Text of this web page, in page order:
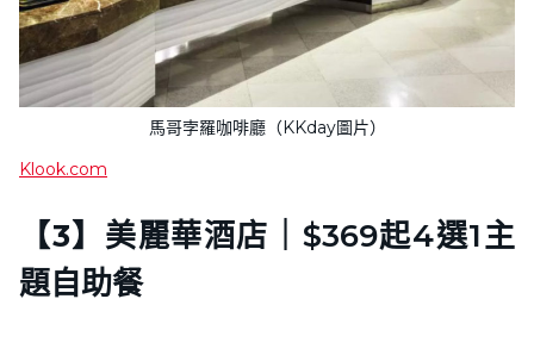
馬哥孛羅咖啡廳（KKday圖片）
Klook.com
【3】美麗華酒店｜ $369起4選1主
題自助餐